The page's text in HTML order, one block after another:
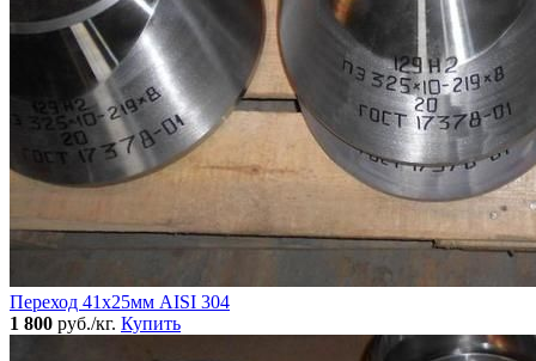
Переход 41х25мм AISI 304
1 800 руб./кг. Купить